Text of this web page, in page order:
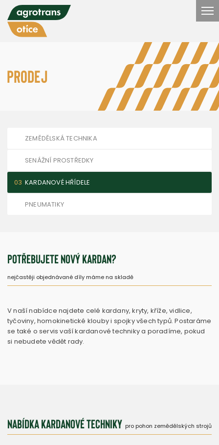
Prodej
ZEMĚDĚLSKÁ TECHNIKA
SENÁŽNÍ PROSTŘEDKY
KARDANOVÉ HŘÍDELE
PNEUMATIKY
Potřebujete nový kardan?
nejčastěji objednávané díly máme na skladě
V naší nabídce najdete celé kardany, kryty, kříže, vidlice,
tyčoviny, homokinetické klouby i spojky všech typů. Postaráme
se také o servis vaší kardanové techniky a poradíme, pokud
si nebudete vědět rady.
Nabídka kardanové techniky pro pohon zemědělských strojů